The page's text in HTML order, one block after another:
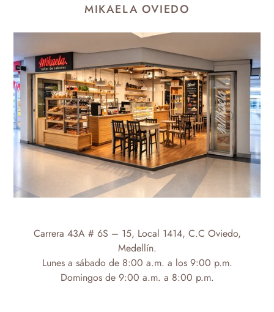
MIKAELA OVIEDO
Carrera 43A # 6S – 15, Local 1414, C.C Oviedo,
Medellín.
Lunes a sábado de 8:00 a.m. a los 9:00 p.m.
Domingos de 9:00 a.m. a 8:00 p.m.